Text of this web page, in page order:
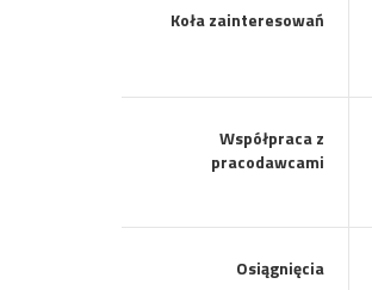
Koła zainteresowań
Współpraca z
pracodawcami
Osiągnięcia